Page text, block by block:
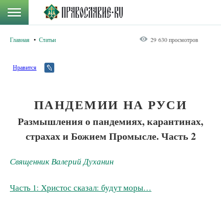
Главная Статьи 29 630 просмотров
Нравится
ПАНДЕМИИ НА РУСИ
Размышления о пандемиях, карантинах,
страхах и Божием Промысле. Часть 2
Священник Валерий Духанин
Часть 1: Христос сказал: будут моры…